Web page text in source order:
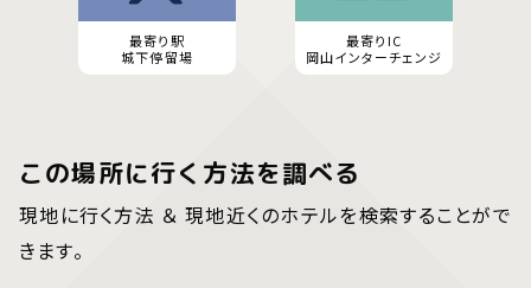
最寄り駅
城下停留場
最寄りIC
岡山インターチェンジ
この場所に行く方法を調べる
現地に行く方法 ＆ 現地近くのホテルを検索することがで
きます。